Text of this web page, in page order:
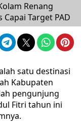
Renang
Target PAD
satu destinasi
Kabupaten
pengunjung
Fitri tahun ini